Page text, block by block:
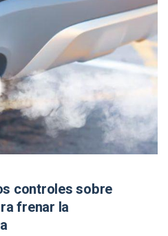
controles sobre
frenar la